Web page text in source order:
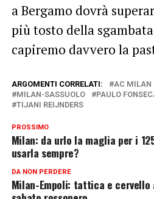
a Bergamo dovrà
più tosto della
capiremo davvero la
ARGOMENTI CORRELATI: AC MILAN
MILAN-SASSUOLO
PAULO
TIJANI REIJNDERS
PROSSIMO
Milan: da urlo la maglia per i
usarla sempre?
DA NON PERDERE
Milan-Empoli: tattica e cervello